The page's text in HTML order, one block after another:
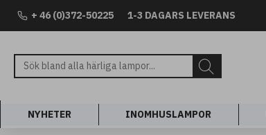
+ 46 (0)372-50225 1-3 DAGARS LEVERANS
NYHETER INOMHUSLAMPOR